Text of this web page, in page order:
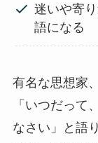
迷いや寄
語になる
有名な思想家
「いつだって
なさい」と語